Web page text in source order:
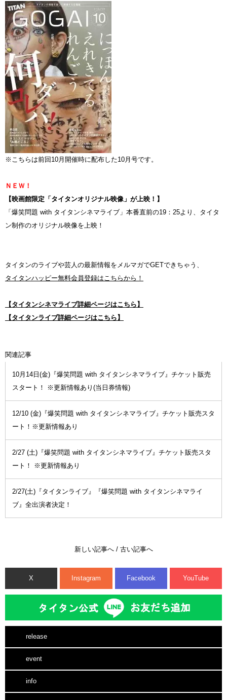
※こちらは前回10月開催時に配布した10月号です。
ＮＥＷ！
【映画館限定「タイタンオリジナル映像」が上映！】
「爆笑問題 with タイタンシネマライブ」本番直前の19：25より、タイタ
ン制作のオリジナル映像を上映！
タイタンのライブや芸人の最新情報をメルマガでGETできちゃう、
タイタンハッピー無料会員登録はこちらから！
【タイタンシネマライブ詳細ページはこちら】
【タイタンライブ詳細ページはこちら】
関連記事
10月14日(金)『爆笑問題 with タイタンシネマライブ』チケット販売
スタート！ ※更新情報あり(当日券情報)
12/10 (金)『爆笑問題 with タイタンシネマライブ』チケット販売スタ
ート！※更新情報あり
2/27 (土)『爆笑問題 with タイタンシネマライブ』チケット販売スタ
ート！ ※更新情報あり
2/27(土)『タイタンライブ』『爆笑問題 with タイタンシネマライ
ブ』全出演者決定！
新しい記事へ/ 古い記事へ
X Instagram Facebook YouTube
release
event
info